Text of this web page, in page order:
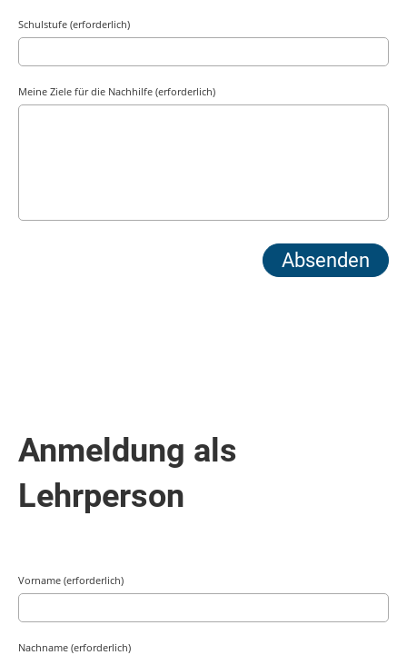
Schulstufe (erforderlich)
Meine Ziele für die Nachhilfe (erforderlich)
Anmeldung als
Lehrperson
Vorname (erforderlich)
Nachname (erforderlich)